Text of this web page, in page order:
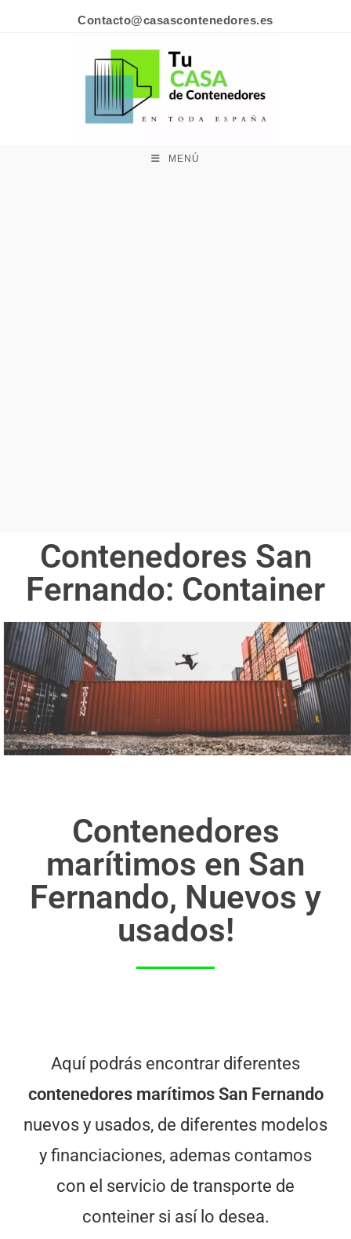
Contacto@casascontenedores.es
MENÚ
Contenedores San
Fernando: Container
Contenedores
marítimos en San
Fernando, Nuevos y
usados!
Aquí podrás encontrar diferentes
contenedores marítimos San Fernando
nuevos y usados, de diferentes modelos
y financiaciones, ademas contamos
con el servicio de transporte de
conteiner si así lo desea.